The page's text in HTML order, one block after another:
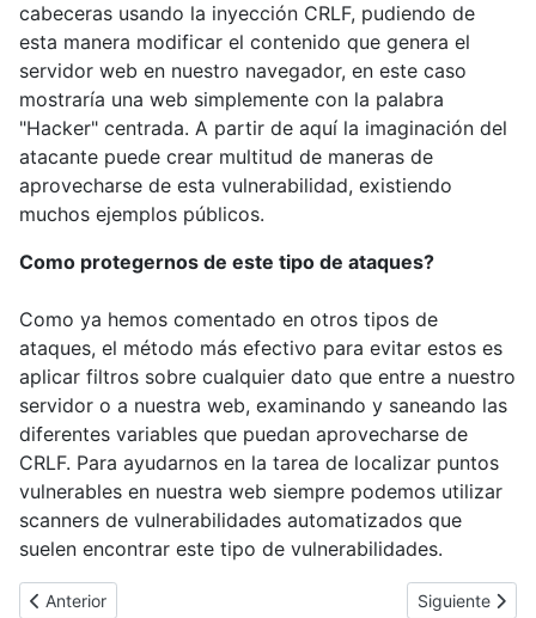
cabeceras usando la inyección CRLF, pudiendo de
esta manera modificar el contenido que genera el
servidor web en nuestro navegador, en este caso
mostraría una web simplemente con la palabra
"Hacker" centrada. A partir de aquí la imaginación del
atacante puede crear multitud de maneras de
aprovecharse de esta vulnerabilidad, existiendo
muchos ejemplos públicos.
Como protegernos de este tipo de ataques?
Como ya hemos comentado en otros tipos de
ataques, el método más efectivo para evitar estos es
aplicar filtros sobre cualquier dato que entre a nuestro
servidor o a nuestra web, examinando y saneando las
diferentes variables que puedan aprovecharse de
CRLF. Para ayudarnos en la tarea de localizar puntos
vulnerables en nuestra web siempre podemos utilizar
scanners de vulnerabilidades automatizados que
suelen encontrar este tipo de vulnerabilidades.
Artículo anterior: El Top 10 de vulnerabilidades según Kaspersky
Anterior Artículo
Siguiente